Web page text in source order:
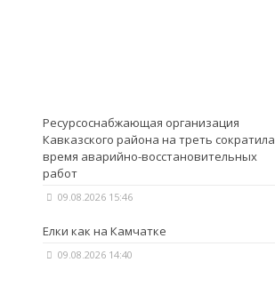
Ресурсоснабжающая организация
Кавказского района на треть сократила
время аварийно-восстановительных
работ
09.08.2026 15:46
Елки как на Камчатке
09.08.2026 14:40